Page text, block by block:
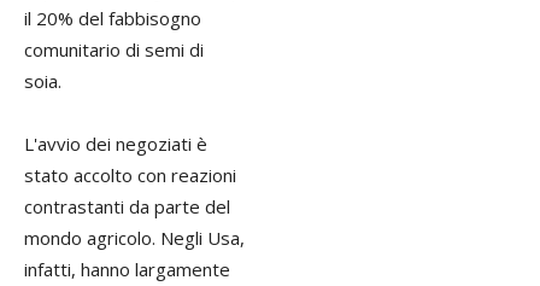
il 20% del fabbisogno
comunitario di semi di
soia.
L'avvio dei negoziati è
stato accolto con reazioni
contrastanti da parte del
mondo agricolo. Negli Usa,
infatti, hanno largamente